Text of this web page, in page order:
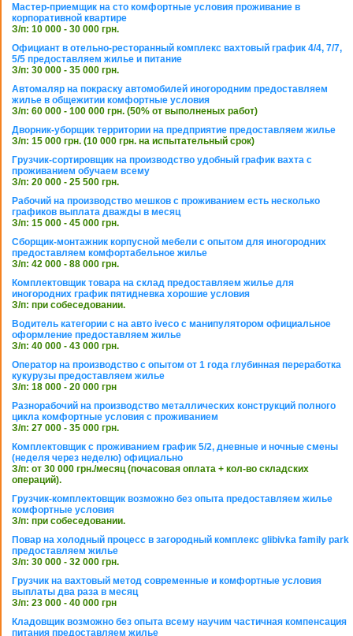
Мастер-приемщик на сто комфортные условия проживание в
корпоративной квартире
З/п: 10 000 - 30 000 грн.
Официант в отельно-ресторанный комплекс вахтовый график 4/4, 7/7,
5/5 предоставляем жилье и питание
З/п: 30 000 - 35 000 грн.
Автомаляр на покраску автомобилей иногородним предоставляем
жилье в общежитии комфортные условия
З/п: 60 000 - 100 000 грн. (50% от выполненых работ)
Дворник-уборщик территории на предприятие предоставляем жилье
З/п: 15 000 грн. (10 000 грн. на испытательный срок)
Грузчик-сортировщик на производство удобный график вахта с
проживанием обучаем всему
З/п: 20 000 - 25 500 грн.
Рабочий на производство мешков с проживанием есть несколько
графиков выплата дважды в месяц
З/п: 15 000 - 45 000 грн.
Сборщик-монтажник корпусной мебели с опытом для иногородних
предоставляем комфортабельное жилье
З/п: 42 000 - 88 000 грн.
Комплектовщик товара на склад предоставляем жилье для
иногородних график пятидневка хорошие условия
З/п: при собеседовании.
Водитель категории с на авто iveco с манипулятором официальное
оформление предоставляем жилье
З/п: 40 000 - 43 000 грн.
Оператор на производство с опытом от 1 года глубинная переработка
кукурузы предоставляем жилье
З/п: 18 000 - 20 000 грн
Разнорабочий на производство металлических конструкций полного
цикла комфортные условия с проживанием
З/п: 27 000 - 35 000 грн.
Комплектовщик с проживанием график 5/2, дневные и ночные смены
(неделя через неделю) официально
З/п: от 30 000 грн./месяц (почасовая оплата + кол-во складских
операций).
Грузчик-комплектовщик возможно без опыта предоставляем жилье
комфортные условия
З/п: при собеседовании.
Повар на холодный процесс в загородный комплекс glibivka family park
предоставляем жилье
З/п: 30 000 - 32 000 грн.
Грузчик на вахтовый метод современные и комфортные условия
выплаты два раза в месяц
З/п: 23 000 - 40 000 грн
Кладовщик возможно без опыта всему научим частичная компенсация
питания предоставляем жилье